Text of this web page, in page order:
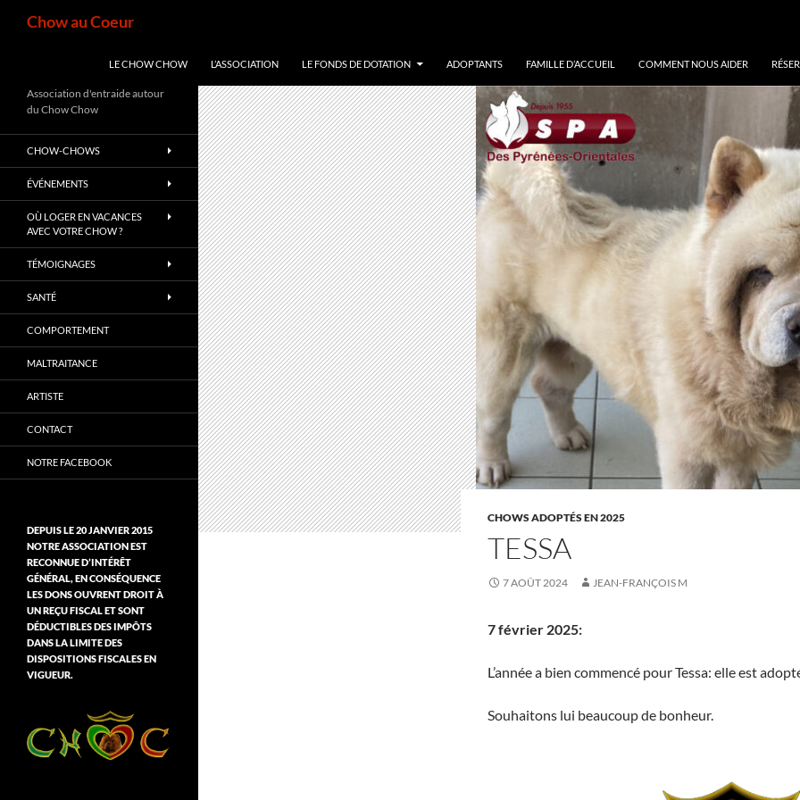
Chow au Coeur
LE CHOW CHOW L’ASSOCIATION LE FONDS DE DOTATION ADOPTANTS FAMILLE D’ACCUEIL COMMENT NOUS AIDER
CHOWS ADOPTÉS EN 2025
TESSA
7 AOÛT 2024 JEAN-FRANÇOIS M
7 février 2025:
L’année a bien commencé pour Tessa: elle est
Souhaitons lui beaucoup de bonheur.
Association d'entraide autour
du Chow Chow
CHOW-CHOWS
ÉVÉNEMENTS
OÙ LOGER EN VACANCES
AVEC VOTRE CHOW ?
TÉMOIGNAGES
SANTÉ
COMPORTEMENT
MALTRAITANCE
ARTISTE
CONTACT
NOTRE FACEBOOK
DEPUIS LE 20 JANVIER 2015
NOTRE ASSOCIATION EST
RECONNUE D’INTÉRÊT
GÉNÉRAL, EN CONSÉQUENCE
LES DONS OUVRENT DROIT À
UN REÇU FISCAL ET SONT
DÉDUCTIBLES DES IMPÔTS
DANS LA LIMITE DES
DISPOSITIONS FISCALES EN
VIGUEUR.